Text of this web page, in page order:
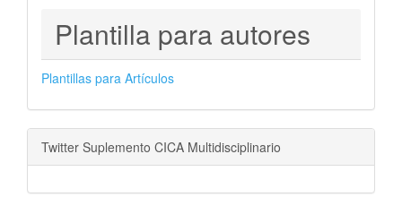
PLANTILLAS
PARA
AUTORES
Plantilla para autores
Plantillas para Artículos
Twitter Suplemento CICA Multidisciplinario